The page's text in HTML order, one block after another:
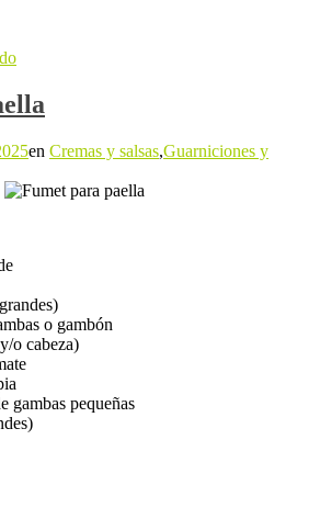
en Cremas y salsas,Guarniciones y
o gambón
o cabeza)
gambas pequeñas